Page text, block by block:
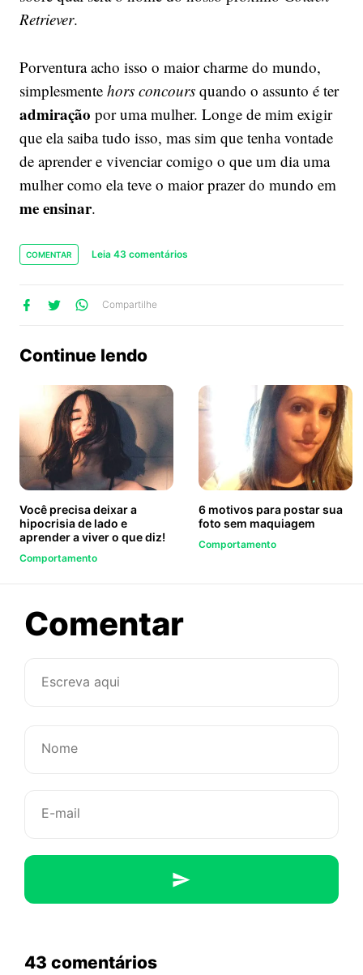
Retriever.
Porventura acho isso o maior charme do mundo,
simplesmente hors concoursquando o assunto é ter
admiração por uma mulher. Longe de mim exigir
que ela saiba tudo isso, mas sim que tenha vontade
de aprender e vivenciar comigo o que um dia uma
mulher como ela teve o maior prazer do mundo em
me ensinar.
COMENTAR Leia 43 comentários
Compartilhe
Continue lendo
Você precisa deixar a
hipocrisia de lado e
aprender a viver o que diz!
Comportamento
6 motivos para postar sua
foto sem maquiagem
Comportamento
Comentarsobre
43 comentáriosabaixo